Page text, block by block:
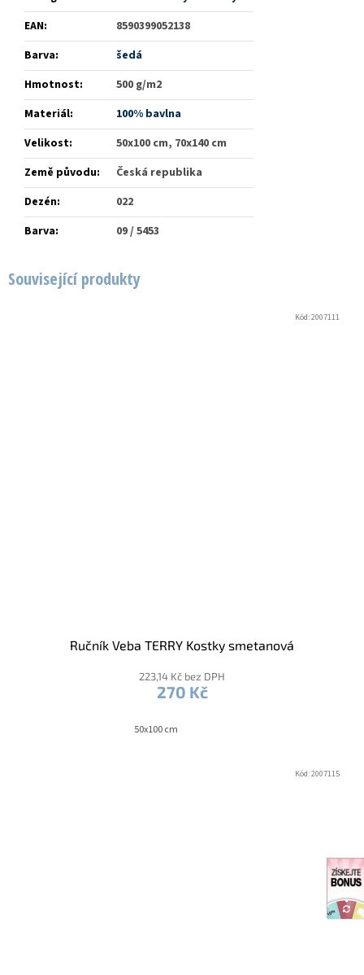
Související produkty
Ručník Veba TERRY Kostky smetanová
223,14 Kč bez DPH
270 Kč
50x100 cm
Kód:2007111
Kód:2007115
EAN:
8590399052138
Barva:
šedá
Hmotnost:
500 g/m2
Materiál:
100% bavlna
Velikost:
50x100 cm, 70x140 cm
Země původu:
Česká republika
Dezén:
022
Barva: 09 / 5453